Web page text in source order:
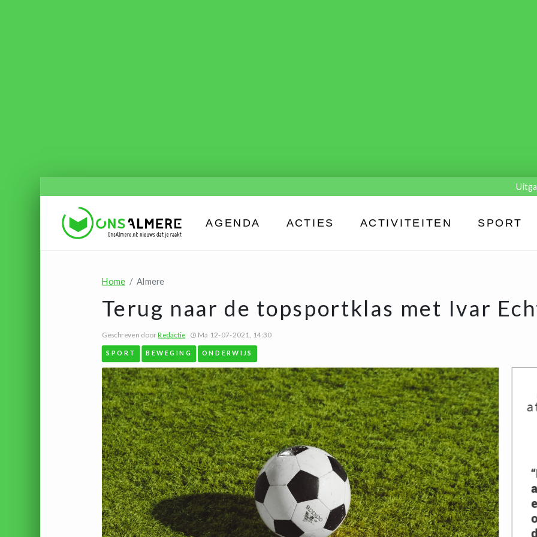
AGENDA ACTIES ACTIVITEITEN SPORT
Home Almere
Terug naar de topsportklas met Ivar
Geschreven doorRedactie Ma 12-07-2021, 14:30
SPORT BEWEGING ONDERWIJS